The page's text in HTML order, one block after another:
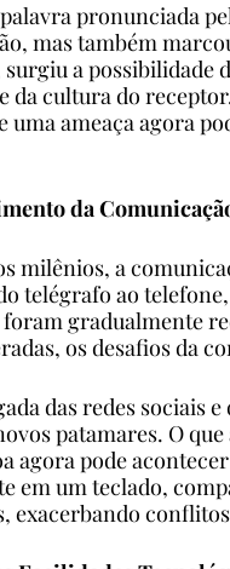
pronunciada
mas também
a possibilidade
da cultura do
uma ameaça agora
da
milênios, a
telégrafo ao
gradualmente
os desafios da
das redes sociais
patamares. O
agora pode
em um teclado,
exacerbando